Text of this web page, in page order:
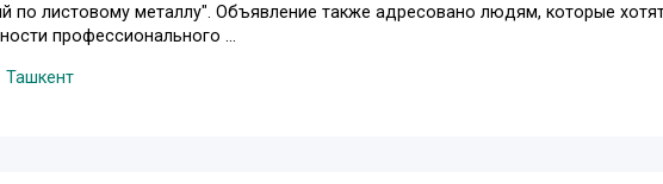
по листовому металлу". Объявление также адресовано людям, которые
профессионального ...
Ташкент